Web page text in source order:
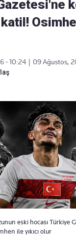
- 10:24
09 Ağustos,
eski hocası Türkiye
ile yıkıcı olur